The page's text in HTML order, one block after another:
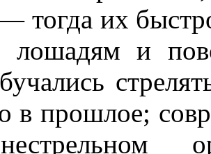
тогда их
лошадям и
в прошлое;